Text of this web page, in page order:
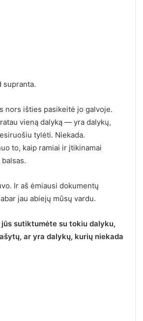
supranta.
nors išties pasikeitė jo galvoje.
vieną dalyką — yra dalykų,
tylėti. Niekada.
to, kaip ramiai ir įtikinamai
Ir aš ėmiausi dokumentų
jau abiejų mūsų vardu.
sutiktumėte su tokiu dalyku,
ar yra dalykų, kurių niekada